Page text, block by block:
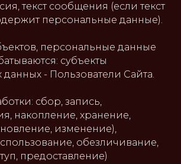
текст сообщения (если текст
персональные данные).
персональные данные
субъекты
- Пользователи Сайта.
сбор, запись,
накопление, хранение,
изменение),
обезличивание,
предоставление)